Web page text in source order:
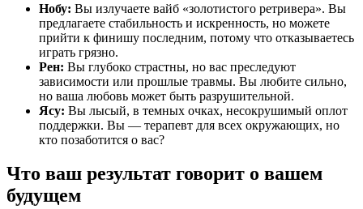
Нобу: Вы излучаете вайб «золотистого ретривера». Вы
предлагаете стабильность и искренность, но можете
прийти к финишу последним, потому что отказываетесь
играть грязно.
Рен: Вы глубоко страстны, но вас преследуют
зависимости или прошлые травмы. Вы любите сильно,
но ваша любовь может быть разрушительной.
Ясу: Вы лысый, в темных очках, несокрушимый оплот
поддержки. Вы — терапевт для всех окружающих, но
кто позаботится о вас?
Что ваш результат говорит о вашем
будущем